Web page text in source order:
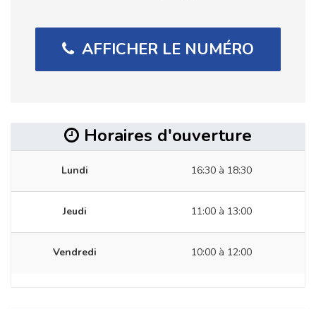
AFFICHER LE NUMÉRO
Horaires d'ouverture
Lundi 16:30 à 18:30
Jeudi 11:00 à 13:00
Vendredi 10:00 à 12:00